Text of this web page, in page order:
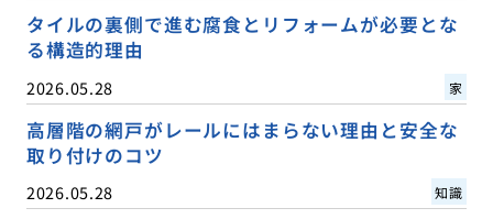
タイルの裏側で進む腐食とリフォームが必要とな
る構造的理由
2026.05.28 家
高層階の網戸がレールにはまらない理由と安全な
取り付けのコツ
2026.05.28 知識